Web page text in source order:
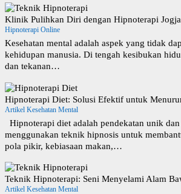
Klinik Pulihkan Diri dengan Hipnoterapi
Hipnoterapi Online
Kesehatan mental adalah aspek yang tidak
kehidupan manusia. Di tengah kesibukan
dan tekanan…
Hipnoterapi Diet: Solusi Efektif untuk
Artikel Kesehatan Mental
Hipnoterapi diet adalah pendekatan unik
menggunakan teknik hipnosis untuk
pola pikir, kebiasaan makan,…
Teknik Hipnoterapi: Seni Menyelami Alam
Artikel Kesehatan Mental